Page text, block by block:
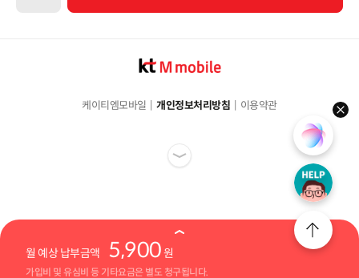
월 예상 납부금액 5,900원
가입비 및 유심비 등 기타요금은 별도 청구됩니다.
케이티엠모바일 개인정보처리방침 이용약관 help